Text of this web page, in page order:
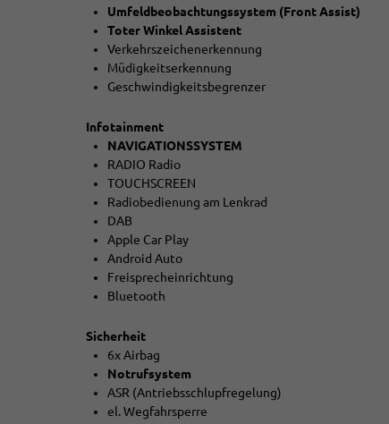
Umfeldbeobachtungssystem (Front Assist)
Toter Winkel Assistent
Verkehrszeichenerkennung
Müdigkeitserkennung
Geschwindigkeitsbegrenzer
Infotainment
NAVIGATIONSSYSTEM
RADIO Radio
TOUCHSCREEN
Radiobedienung am Lenkrad
DAB
Apple Car Play
Android Auto
Freisprecheinrichtung
Bluetooth
Sicherheit
6x Airbag
Notrufsystem
ASR (Antriebsschlupfregelung)
el. Wegfahrsperre